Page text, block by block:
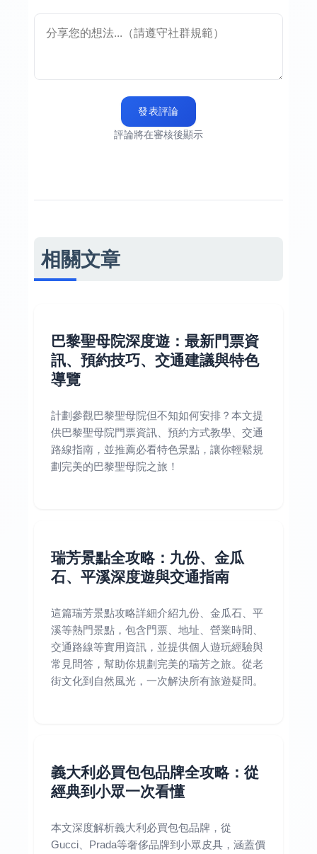
發表評論
評論將在審核後顯示
相關文章
巴黎聖母院深度遊：最新門票資
訊、預約技巧、交通建議與特色
導覽
計劃參觀巴黎聖母院但不知如何安排？本文提
供巴黎聖母院門票資訊、預約方式教學、交通
路線指南，並推薦必看特色景點，讓你輕鬆規
劃完美的巴黎聖母院之旅！
瑞芳景點全攻略：九份、金瓜
石、平溪深度遊與交通指南
這篇瑞芳景點攻略詳細介紹九份、金瓜石、平
溪等熱門景點，包含門票、地址、營業時間、
交通路線等實用資訊，並提供個人遊玩經驗與
常見問答，幫助你規劃完美的瑞芳之旅。從老
街文化到自然風光，一次解決所有旅遊疑問。
義大利必買包包品牌全攻略：從
經典到小眾一次看懂
本文深度解析義大利必買包包品牌，從
Gucci、Prada等奢侈品牌到小眾皮具，涵蓋價